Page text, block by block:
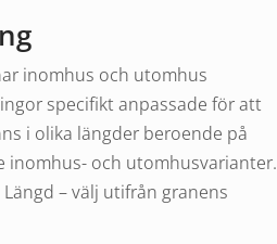
inomhus och utomhus
specifikt anpassade för att
i olika längder beroende på
inomhus- och utomhusvarianter.
– välj utifrån granens